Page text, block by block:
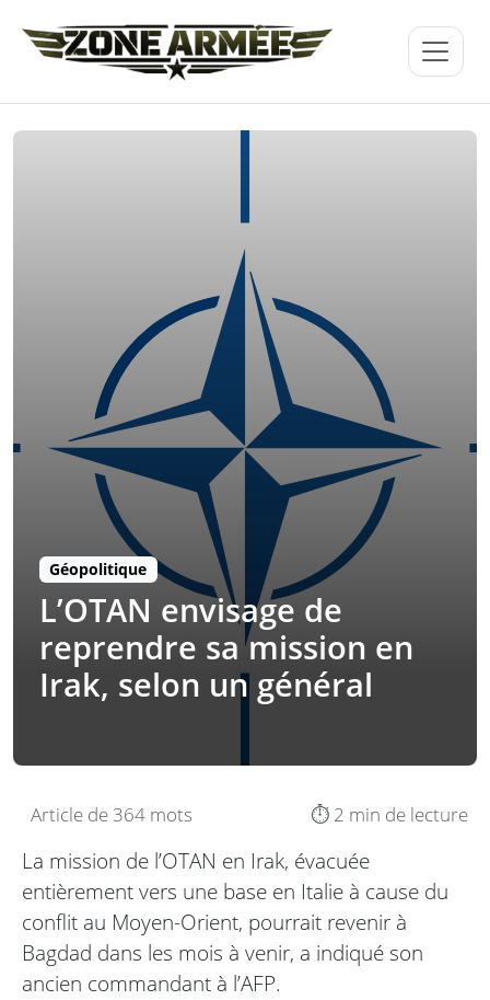
Géopolitique
L’OTAN envisage de
reprendre sa mission en
Irak, selon un général
Article de 364 mots ⏱️ 2 min de lecture
La mission de l’OTAN en Irak, évacuée
entièrement vers une base en Italie à cause du
conflit au Moyen-Orient, pourrait revenir à
Bagdad dans les mois à venir, a indiqué son
ancien commandant à l’AFP.